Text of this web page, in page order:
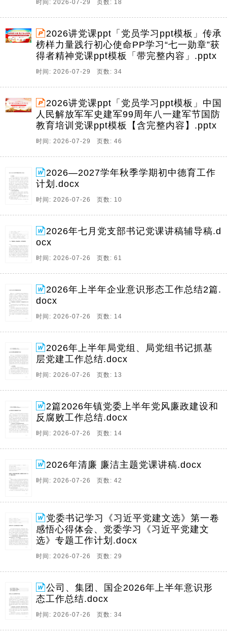
时间: 2026-07-29 页数: 18
2026讲党课ppt「党员学习ppt模板」传承
榜样力量践行初心使命PP学习“七一勋章”获
得者精神党课ppt模板「带完整内容」.pptx
时间: 2026-07-29 页数: 34
2026讲党课ppt「党员学习ppt模板」中国
人民解放军军史建军99周年八一建军节国防
教育培训党课ppt模板【含完整内容】.pptx
时间: 2026-07-29 页数: 46
2026—2027学年秋季学期初中德育工作
计划.docx
时间: 2026-07-26 页数: 10
2026年七月党支部书记党课讲稿辅导稿.d
ocx
时间: 2026-07-26 页数: 61
2026年上半年企业意识形态工作总结2篇.
docx
时间: 2026-07-26 页数: 14
2026年上半年局党组、局党组书记抓基
层党建工作总结.docx
时间: 2026-07-26 页数: 13
2篇2026年镇党委上半年党风廉政建设和
反腐败工作总结.docx
时间: 2026-07-26 页数: 14
2026年清廉 廉洁主题党课讲稿.docx
时间: 2026-07-26 页数: 42
党委书记学习《习近平党建文选》第一卷
感悟心得体会、党委学习《习近平党建文
选》专题工作计划.docx
时间: 2026-07-26 页数: 29
公司、集团、国企2026年上半年意识形
态工作总结.docx
时间: 2026-07-26 页数: 34